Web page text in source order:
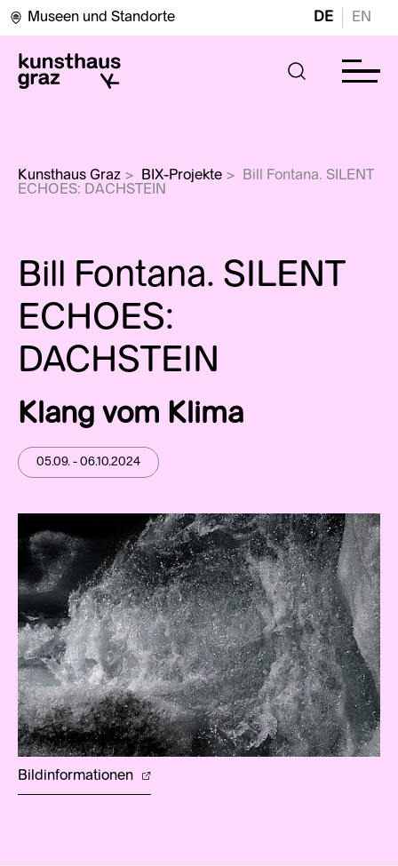
Museen und Standorte DE EN
Kunsthaus Graz > BIX-Projekte >
Bill Fontana. SILENT
ECHOES: DACHSTEIN
Bill Fontana. SILENT
ECHOES:
DACHSTEIN
Klang vom Klima
05.09. - 06.10.2024
Bildinformationen